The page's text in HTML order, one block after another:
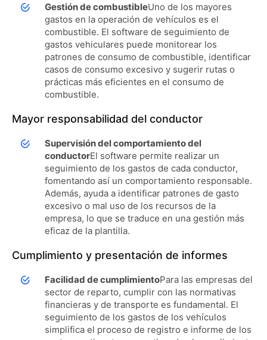
Gestión de combustibleUno de los mayores
gastos en la operación de vehículos es el
combustible. El software de seguimiento de
gastos vehiculares puede monitorear los
patrones de consumo de combustible, identificar
casos de consumo excesivo y sugerir rutas o
prácticas más eficientes en el consumo de
combustible.
Mayor responsabilidad del conductor
Supervisión del comportamiento del
conductorEl software permite realizar un
seguimiento de los gastos de cada conductor,
fomentando así un comportamiento responsable.
Además, ayuda a identificar patrones de gasto
excesivo o mal uso de los recursos de la
empresa, lo que se traduce en una gestión más
eficaz de la plantilla.
Cumplimiento y presentación de informes
Facilidad de cumplimientoPara las empresas del
sector de reparto, cumplir con las normativas
financieras y de transporte es fundamental. El
seguimiento de los gastos de los vehículos
simplifica el proceso de registro e informe de los